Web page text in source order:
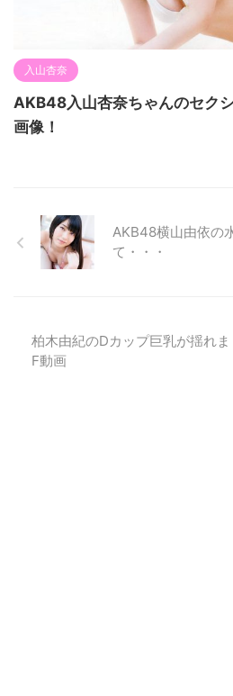
入山杏奈
AKB48入山杏奈ちゃんのセク
画像！
AKB48横山由依の
て・・・
柏木由紀のDカップ巨乳が揺れま
F動画